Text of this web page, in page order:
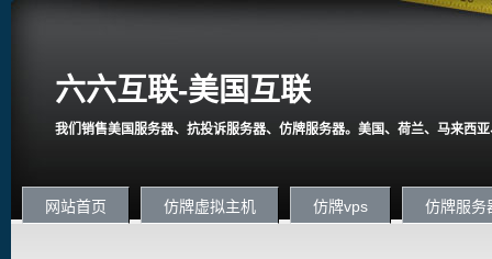
六六互联-美国互联
我们销售美国服务器、抗投诉服务器、仿牌服务器。美国、荷兰、马来西
网站首页 仿牌虚拟主机 仿牌vps 仿牌服务